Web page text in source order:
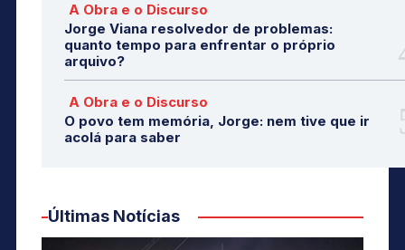
A Obra e o Discurso
Jorge Viana resolvedor de problemas:
quanto tempo para enfrentar o próprio
arquivo?
A Obra e o Discurso
O povo tem memória, Jorge: nem tive que ir
acolá para saber
Últimas Notícias